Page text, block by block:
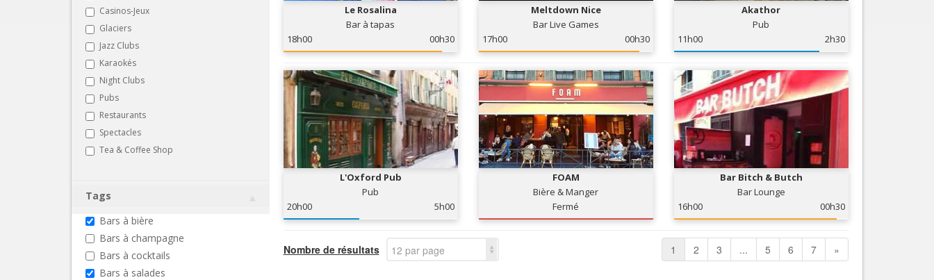
Casinos-Jeux
Glaciers
Jazz Clubs
Karaokés
Night Clubs
Pubs
Restaurants
Spectacles
Tea & Coffee Shop
Tags
Bars à bière
Bars à champagne
Bars à cocktails
Bars à salades
Le Rosalina
Bar à tapas
18h00
00h30
Meltdown Nice
Bar Live Games
17h00
00h30
Akathor
Pub
11h00
2h30
L'Oxford Pub
Pub
20h00
5h00
FOAM
Bière & Manger
Fermé
Bar Bitch & Butch
Bar Lounge
16h00
00h30
Nombre de résultats 12 par page 1 2 3 ... 5 6 7 »